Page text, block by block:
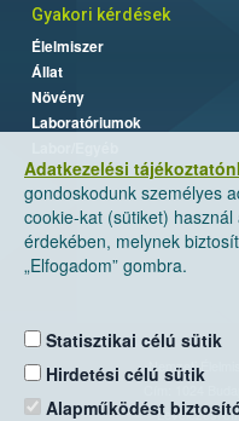
Adatkezelési
gondoskodunk személyes
cookie-kat (sütiket)
érdekében, melynek
„Elfogadom” gombra.
Statisztikai célú sütik
Hirdetési célú sütik
Alapműködést
Gyakori kérdések
Élelmiszer
Állat
Növény
Laboratóriumok
Nemzeti
Levelezési